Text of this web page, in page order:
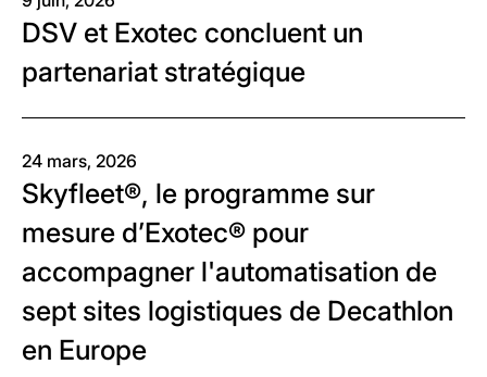
DSV et Exotec concluent un
partenariat stratégique
24 mars, 2026
Skyfleet®, le programme sur
mesure d’Exotec® pour
accompagner l'automatisation de
sept sites logistiques de Decathlon
en Europe